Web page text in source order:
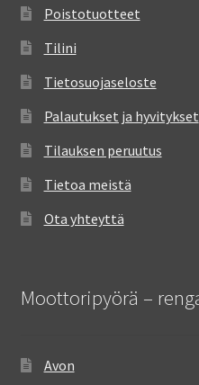
Poistotuotteet
Tilini
Tietosuojaseloste
Palautukset ja hyvitykset
Tilauksen peruutus
Tietoa meistä
Ota yhteyttä
Moottoripyörä –
Avon